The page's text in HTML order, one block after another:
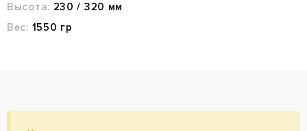
Высота: 230 / 320 мм
Вес: 1550 гр